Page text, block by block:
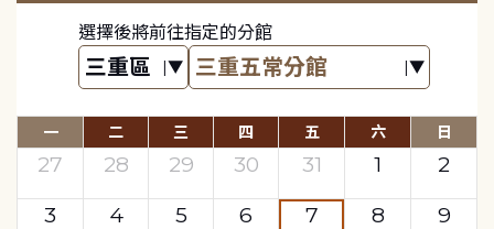
選擇後將前往指定的分館
一 二 三 四 五 六 日
27 28 29 30 31 1
2
3
4 5 6 7 8
9